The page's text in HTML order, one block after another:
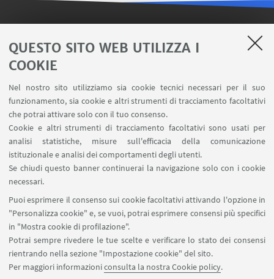
QUESTO SITO WEB UTILIZZA I
COOKIE
Nel nostro sito utilizziamo sia cookie tecnici necessari per il suo
funzionamento, sia cookie e altri strumenti di tracciamento facoltativi
che potrai attivare solo con il tuo consenso.
Cookie e altri strumenti di tracciamento facoltativi sono usati per
analisi statistiche, misure sull'efficacia della comunicazione
istituzionale e analisi dei comportamenti degli utenti.
Se chiudi questo banner continuerai la navigazione solo con i cookie
necessari.
Puoi esprimere il consenso sui cookie facoltativi attivando l'opzione in
"Personalizza cookie" e, se vuoi, potrai esprimere consensi più specifici
in "Mostra cookie di profilazione".
Potrai sempre rivedere le tue scelte e verificare lo stato dei consensi
rientrando nella sezione "Impostazione cookie" del sito.
Per maggiori informazioniconsulta la nostra Cookie policy.
Contatti
Carta dei servizi
SEGUI IL DIPARTIMENTO SU:
SEGUI UNIBO SU:
APP: